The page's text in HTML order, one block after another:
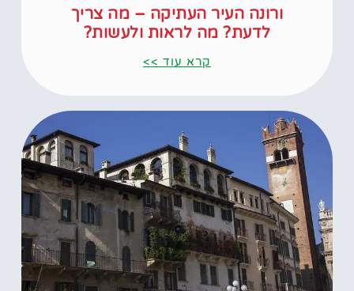
ורונה העיר העתיקה – מה צריך
לדעת? מה לראות ולעשות?
קרא עוד >>